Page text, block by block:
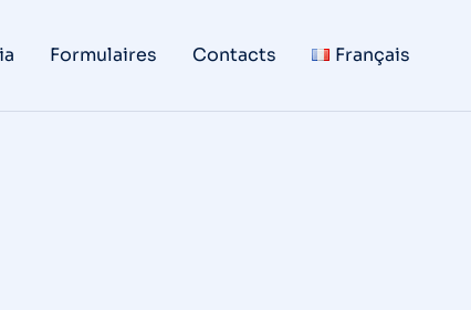
Formulaires Contacts Français